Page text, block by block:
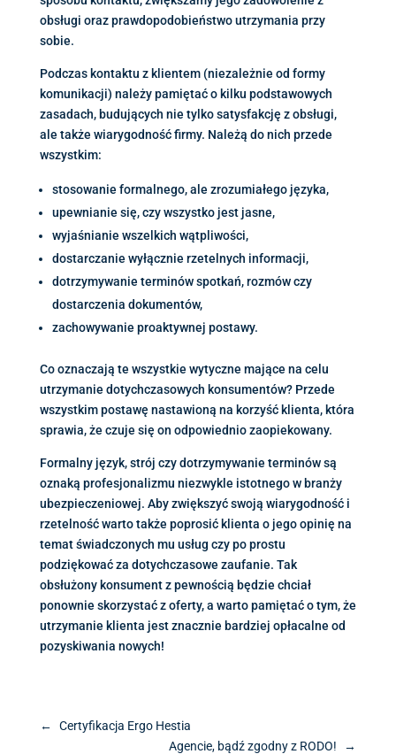
obsługi oraz prawdopodobieństwo utrzymania przy
sobie.
Podczas kontaktu z klientem (niezależnie od formy
komunikacji) należy pamiętać o kilku podstawowych
zasadach, budujących nie tylko satysfakcję z obsługi,
ale także wiarygodność firmy. Należą do nich przede
wszystkim:
stosowanie formalnego, ale zrozumiałego języka,
upewnianie się, czy wszystko jest jasne,
wyjaśnianie wszelkich wątpliwości,
dostarczanie wyłącznie rzetelnych informacji,
dotrzymywanie terminów spotkań, rozmów czy
dostarczenia dokumentów,
zachowywanie proaktywnej postawy.
Co oznaczają te wszystkie wytyczne mające na celu
utrzymanie dotychczasowych konsumentów? Przede
wszystkim postawę nastawioną na korzyść klienta, która
sprawia, że czuje się on odpowiednio zaopiekowany.
Formalny język, strój czy dotrzymywanie terminów są
oznaką profesjonalizmu niezwykle istotnego w branży
ubezpieczeniowej. Aby zwiększyć swoją wiarygodność i
rzetelność warto także poprosić klienta o jego opinię na
temat świadczonych mu usług czy po prostu
podziękować za dotychczasowe zaufanie. Tak
obsłużony konsument z pewnością będzie chciał
ponownie skorzystać z oferty, a warto pamiętać o tym, że
utrzymanie klienta jest znacznie bardziej opłacalne od
pozyskiwania nowych!
←
Certyfikacja Ergo Hestia
Agencie, bądź zgodny z RODO!
→